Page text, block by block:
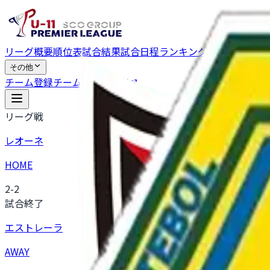
リーグ概要順位表試合結果試合日程ランキング チャンピオ
その他
チーム登録チーム向けアプリ
リーグ戦
レオーネ
HOME
2-2
試合終了
エストレーラ
AWAY